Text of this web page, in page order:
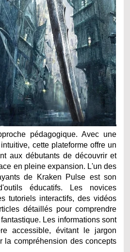
pédagogique. Avec une
cette plateforme offre un
aux débutants de découvrir et
en pleine expansion. L'un des
de Kraken Pulse est son
éducatifs. Les novices
tutoriels interactifs, des vidéos
détaillés pour comprendre
Les informations sont
accessible, évitant le jargon
la compréhension des concepts